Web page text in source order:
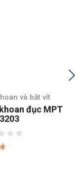
và bắt vít
đục MPT